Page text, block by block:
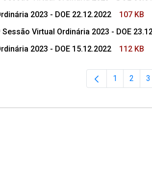
2023 - DOE 22.12.2022
107 KB
Virtual Ordinária 2023 - DOE
2023 - DOE 15.12.2022
112 KB
Página
1 Página
2 3